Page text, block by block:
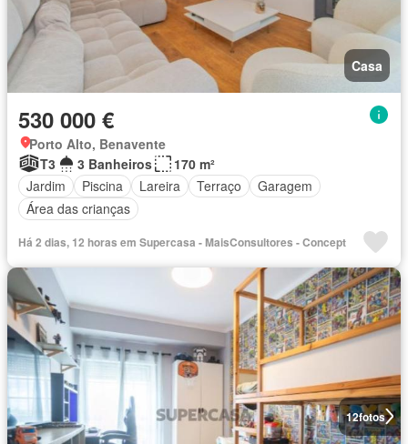
Casa
530 000 €
Porto Alto, Benavente
T3
3 Banheiros
170 m²
Jardim
Piscina Lareira Terraço
Garagem
Área das crianças
Há 2 dias, 12 horas em Supercasa - MaisConsultores - Concept
12fotos